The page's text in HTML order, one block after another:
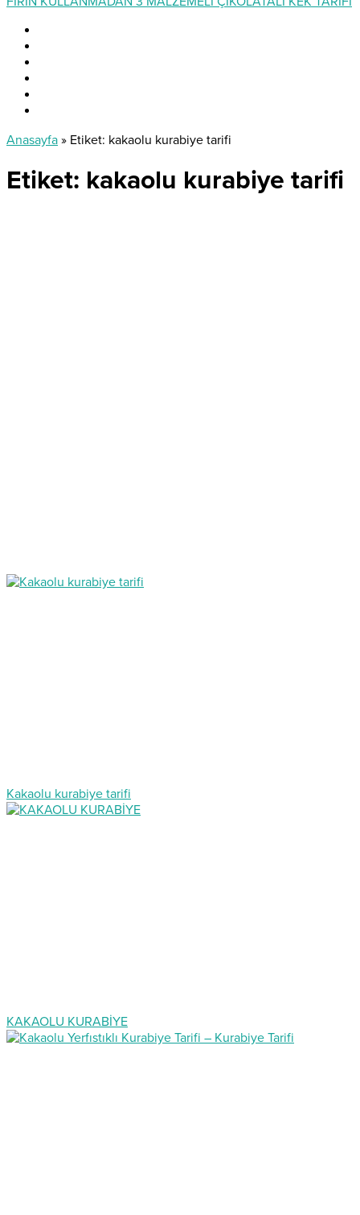
Anasayfa » Etiket: kakaolu kurabiye tarifi
Etiket: kakaolu kurabiye tarifi
Kakaolu kurabiye tarifi
KAKAOLU KURABİYE